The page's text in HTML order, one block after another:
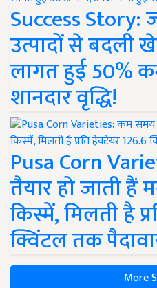
Success
उत्पादों से बदली
लागत हुई 50%
शानदार वृद्धि!
Pusa Corn
तैयार हो जाती हैं
किस्में, मिलती है
क्विंटल तक
More